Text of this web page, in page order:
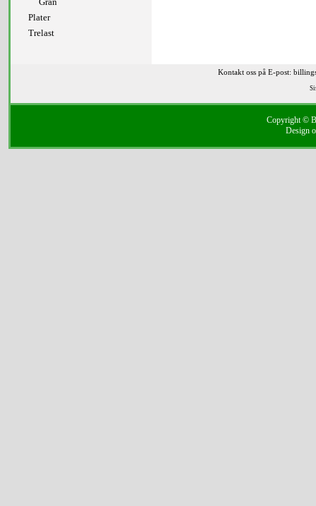
Plater
Trelast
Kontakt oss på E-post:
Copyright ©
Design